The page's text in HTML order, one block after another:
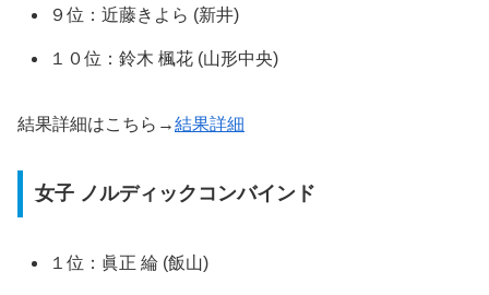
９位：近藤きよら (新井)
１０位：鈴木 楓花 (山形中央)
結果詳細はこちら→結果詳細
女子 ノルディックコンバインド
１位：眞正 綸 (飯山)